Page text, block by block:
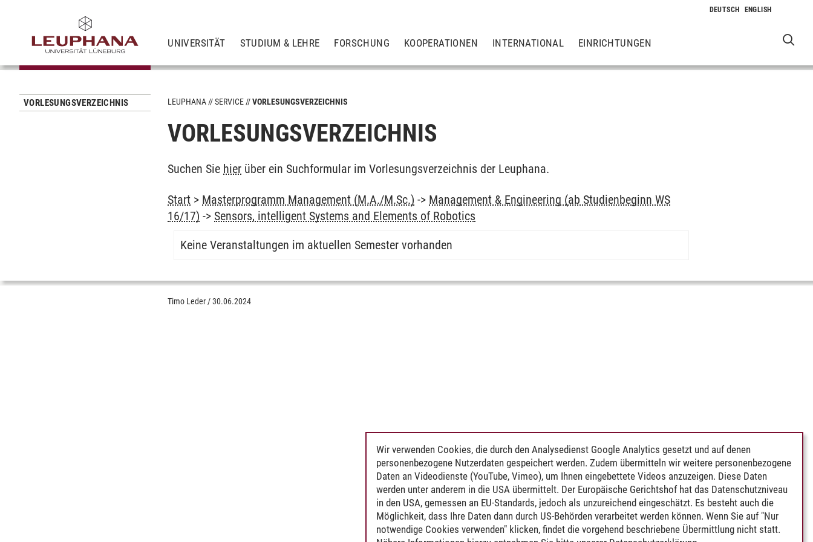
UNIVERSITÄT STUDIUM & LEHRE FORSCHUNG KOOPERATIONEN INTERNATIONAL EINRICHTUNGEN
VORLESUNGSVERZEICHNIS LEUPHANA SERVICE VORLESUNGSVERZEICHNIS
VORLESUNGSVERZEICHNIS
Suchen Sie hier über ein Suchformular im Vorlesungsverzeichnis der Leuphana.
Start > Masterprogramm Management (M.A./M.Sc.) -> Management & Engineering (ab Studienbeginn WS
16/17) -> Sensors, intelligent Systems and Elements of Robotics
Keine Veranstaltungen im aktuellen Semester vorhanden
Timo Leder /30.06.2024
Wir verwenden Cookies, die durch den Analysedienst Google Analytics gesetzt und auf denen
personenbezogene Nutzerdaten gespeichert werden. Zudem übermitteln wir weitere personenbezogene
Daten an Videodienste (YouTube, Vimeo), um Ihnen eingebettete Videos anzuzeigen. Diese Daten
werden unter anderem in die USA übermittelt. Der Europäische Gerichtshof hat das Datenschutzniveau
in den USA, gemessen an EU-Standards, jedoch als unzureichend eingeschätzt. Es besteht auch die
Möglichkeit, dass Ihre Daten dann durch US-Behörden verarbeitet werden können. Wenn Sie auf "Nur
notwendige Cookies verwenden" klicken, findet die vorgehend beschriebene Übermittlung nicht statt.